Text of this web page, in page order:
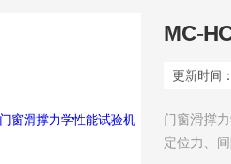
MC-
更新时间：
门窗滑撑
定位力、